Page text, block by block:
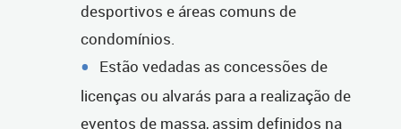
desportivos e áreas comuns de
condomínios.
Estão vedadas as concessões de
licenças ou alvarás para a realização de
eventos de massa, assim definidos na